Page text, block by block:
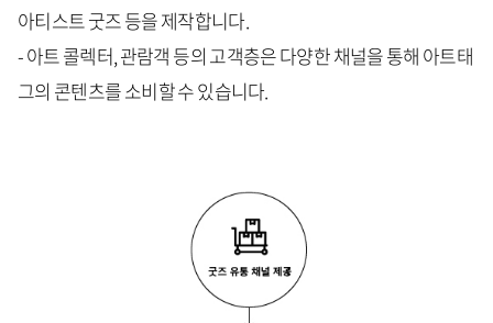
아티스트 굿즈 등을 제작합니다.
- 아트 콜렉터, 관람객 등의 고객층은 다양한 채널을 통해 아트태
그의 콘텐츠를 소비할 수 있습니다.